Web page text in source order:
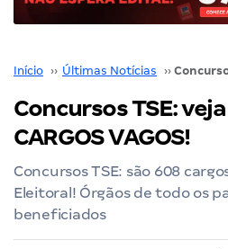
Início ›› Últimas Notícias ››
Concursos TSE:
CARGOS VAGOS!
Concursos TSE: são 608
Eleitoral! Órgãos de todo os
beneficiados